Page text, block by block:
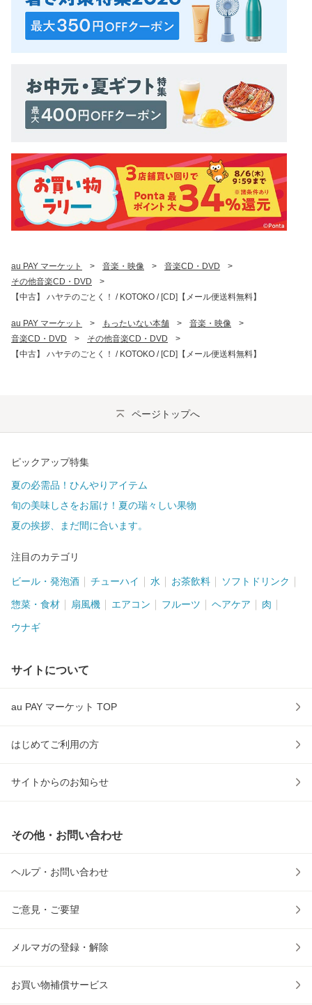
au PAY マーケット > 音楽・映像 > 音楽CD・DVD
>
その他音楽CD・DVD
>
【中古】 ハヤテのごとく！ / KOTOKO / [CD]【メール便送料無料】
au PAY マーケット > もったいない本舗 > 音楽・映像
>
音楽CD・DVD
> その他音楽CD・DVD
>
【中古】 ハヤテのごとく！ / KOTOKO / [CD]【メール便送料無料】
ページトップへ
ピックアップ特集
夏の必需品！ひんやりアイテム
旬の美味しさをお届け！夏の瑞々しい果物
夏の挨拶、まだ間に合います。
注目のカテゴリ
ビール・発泡酒 チューハイ 水 お茶飲料 ソフトドリンク
惣菜・食材 扇風機 エアコン フルーツ ヘアケア 肉
ウナギ
サイトについて
au PAY マーケット TOP
はじめてご利用の方
サイトからのお知らせ
その他・お問い合わせ
ヘルプ・お問い合わせ
ご意見・ご要望
メルマガの登録・解除
お買い物補償サービス